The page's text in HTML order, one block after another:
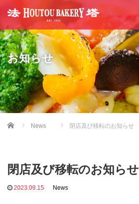
お知らせ
Home News 閉店及び移転のお知らせ
閉店及び移転のお知らせ
2023.09.15 News